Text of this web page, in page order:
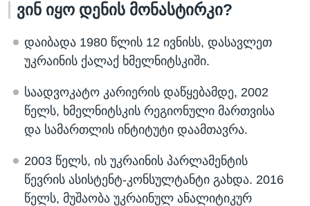
ვინ იყო დენის მონასტირკი?
დაიბადა 1980 წლის 12 ივნისს, დასავლეთ
უკრაინის ქალაქ ხმელნიტსკიში.
საადვოკატო კარიერის დაწყებამდე, 2002
წელს, ხმელნიტსკის რეგიონული მართვისა
და სამართლის ინტიტუტი დაამთავრა.
2003 წელს, ის უკრაინის პარლამენტის
წევრის ასისტენტ-კონსულტანტი გახდა. 2016
წელს, მუშაობა უკრაინულ ანალიტიკურ